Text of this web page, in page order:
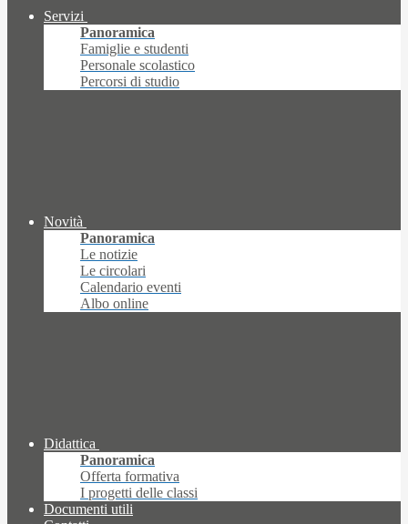
Servizi
Panoramica
Famiglie e studenti
Personale scolastico
Percorsi di studio
Novità
Panoramica
Le notizie
Le circolari
Calendario eventi
Albo online
Didattica
Panoramica
Offerta formativa
I progetti delle classi
Documenti utili